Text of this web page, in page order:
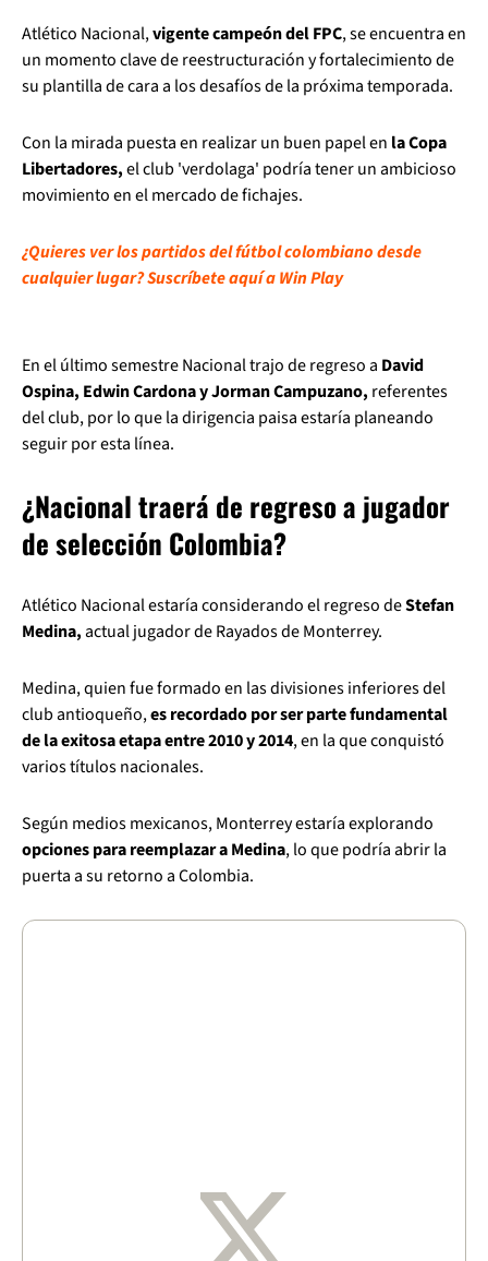
Atlético Nacional,vigente campeón del FPC, se encuentra en
un momento clave de reestructuración y fortalecimiento de
su plantilla de cara a los desafíos de la próxima temporada.
Con la mirada puesta en realizar un buen papel en la Copa
Libertadores,el club 'verdolaga' podría tener un ambicioso
movimiento en el mercado de fichajes.
¿Quieres ver los partidos del fútbol colombiano desde
cualquier lugar? Suscríbete aquí a Win Play
En el último semestre Nacional trajo de regreso a David
Ospina, Edwin Cardona y Jorman Campuzano, referentes
del club, por lo que la dirigencia paisa estaría planeando
seguir por esta línea.
¿Nacional traerá de regreso a jugador
de selección Colombia?
Atlético Nacional estaría considerando el regreso deStefan
Medina,actual jugador de Rayados de Monterrey.
Medina, quien fue formado en las divisiones inferiores del
club antioqueño,es recordado por ser parte fundamental
de la exitosa etapa entre 2010 y 2014, en la que conquistó
varios títulos nacionales.
Según medios mexicanos, Monterrey estaría explorando
opciones para reemplazar a Medina, lo que podría abrir la
puerta a su retorno a Colombia.